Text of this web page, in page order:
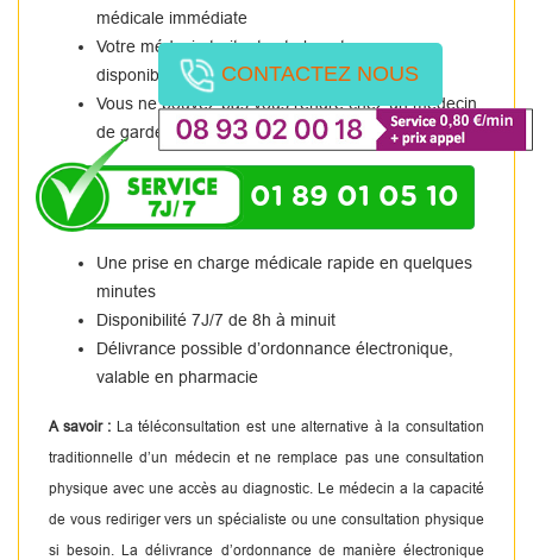
CONTACTEZ NOUS
médicale immédiate
Votre médecin traitant est absent ou non
disponible.
Vous ne pouvez pas vous rendre chez un médecin
de garde.
01 89 01 05 10
Une prise en charge médicale rapide en quelques
minutes
Disponibilité 7J/7 de 8h à minuit
Délivrance possible d’ordonnance électronique,
valable en pharmacie
A savoir : La téléconsultation est une alternative à la consultation
traditionnelle d’un médecin et ne remplace pas une consultation
physique avec une accès au diagnostic. Le médecin a la capacité
de vous rediriger vers un spécialiste ou une consultation physique
si besoin. La délivrance d’ordonnance de manière électronique